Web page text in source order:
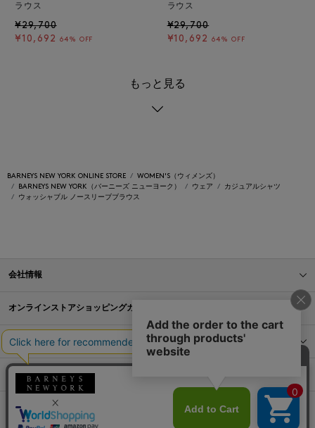
ラウス
¥29,700
¥10,692
64% OFF
ラウス
¥29,700
¥10,692
64% OFF
もっと見る
BARNEYS NEW YORK ONLINE STORE
WOMEN'S（ウィメンズ）
BARNEYS NEW YORK（バーニーズ ニューヨーク）
ウェア
カジュアルシャツ
ウォッシャブル ノースリーブブラウス
会社情報
オンラインストアショッピングガイド
店舗情報
サービス
BLOG